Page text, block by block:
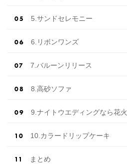
5.サンドセレモニー
6.リボンワンズ
7.バルーンリリース
8.高砂ソファ
9.ナイトウエディングなら花火
10.カラードリップケーキ
まとめ